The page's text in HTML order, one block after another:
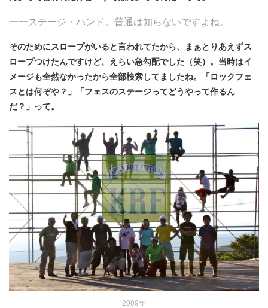
一一ステージ・ハンド。普通は知らないですよね。
そのためにスロープがいると言われてたから、まぁとりあえずス
ロープつけたんですけど、えらい急勾配でした（笑）。当時はイ
メージも全然なかったから全部検索してましたね。「ロックフェ
スとは何ぞや？」「フェスのステージってどうやって作るん
だ？」って。
2009年